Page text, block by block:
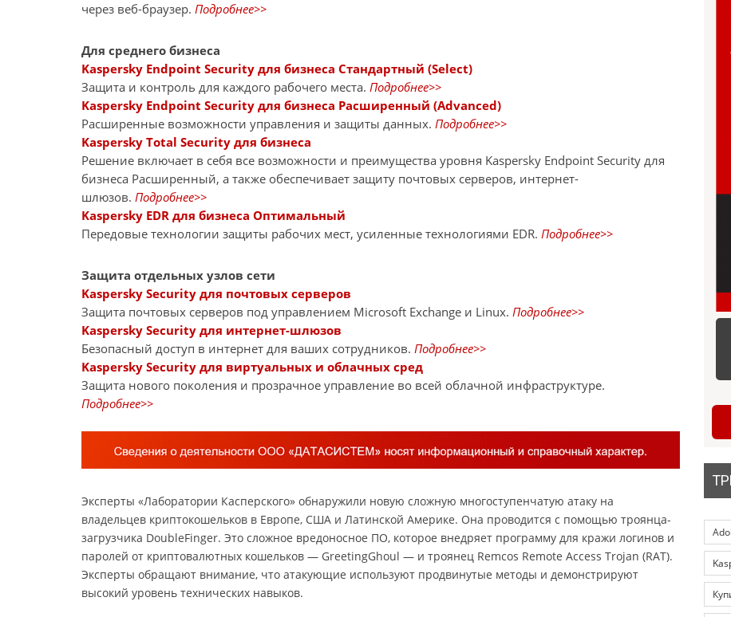
через веб-браузер. Подробнее>>
Для среднего бизнеса
Kaspersky Endpoint Security для бизнеса Стандартный (Select)
Защита и контроль для каждого рабочего места. Подробнее>>
Kaspersky Endpoint Security для бизнеса Расширенный (Advanced)
Расширенные возможности управления и защиты данных. Подробнее>>
Kaspersky Total Security для бизнеса
Решение включает в себя все возможности и преимущества уровня Kaspersky Endpoint Security для
бизнеса Расширенный, а также обеспечивает защиту почтовых серверов, интернет-
шлюзов. Подробнее>>
Kaspersky EDR для бизнеса Оптимальный
Передовые технологии защиты рабочих мест, усиленные технологиями EDR. Подробнее>>
Защита отдельных узлов сети
Kaspersky Security для почтовых серверов
Защита почтовых серверов под управлением Microsoft Exchange и Linux. Подробнее>>
Kaspersky Security для интернет-шлюзов
Безопасный доступ в интернет для ваших сотрудников. Подробнее>>
Kaspersky Security для виртуальных и облачных сред
Защита нового поколения и прозрачное управление во всей облачной инфраструктуре.
Подробнее>>
Эксперты «Лаборатории Касперского» обнаружили новую сложную многоступенчатую атаку на
владельцев криптокошельков в Европе, США и Латинской Америке. Она проводится с помощью троянца-
загрузчика DoubleFinger. Это сложное вредоносное ПО, которое внедряет программу для кражи логинов и
паролей от криптовалютных кошельков — GreetingGhoul — и троянец Remcos Remote Access Trojan (RAT).
Эксперты обращают внимание, что атакующие используют продвинутые методы и демонстрируют
высокий уровень технических навыков.